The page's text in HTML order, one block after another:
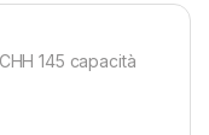
145 capacità